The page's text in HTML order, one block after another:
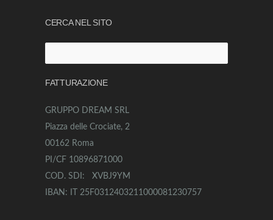
CERCA NEL SITO
per:
FATTURAZIONE
GRUPPO DREAM SRL
Piazza delle Crociate, 2
00162 Roma
PI/CF 10896871000
COD. SDI: XVBJ9YM
IBAN: IT 25F0312403211000081230757